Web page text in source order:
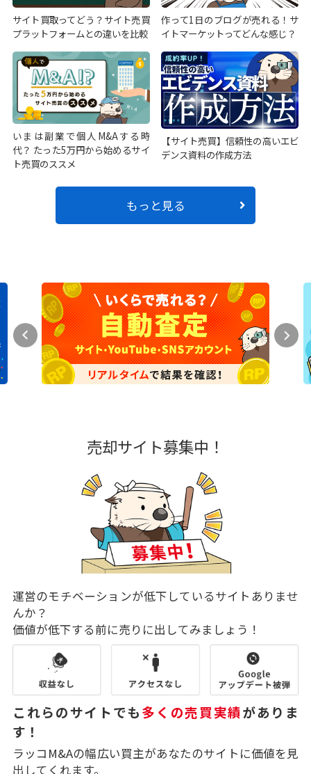
サイト買取ってどう？サイト売買
プラットフォームとの違いを比較
作って1日のブログが売れる！サ
イトマーケットってどんな感じ？
いまは副業で個人M&Aする時
代？ たった5万円から始めるサイ
ト売買のススメ
【サイト売買】信頼性の高いエビ
デンス資料の作成方法
もっと見る
売却サイト募集中！
運営のモチベーションが低下しているサイトありませ
んか？
価値が低下する前に売りに出してみましょう！
これらのサイトでも多くの売買実績がありま
す！
ラッコM&Aの幅広い買主があなたのサイトに価値を見
出してくれます。